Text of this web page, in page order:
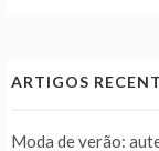
ARTIGOS
Moda de verão: